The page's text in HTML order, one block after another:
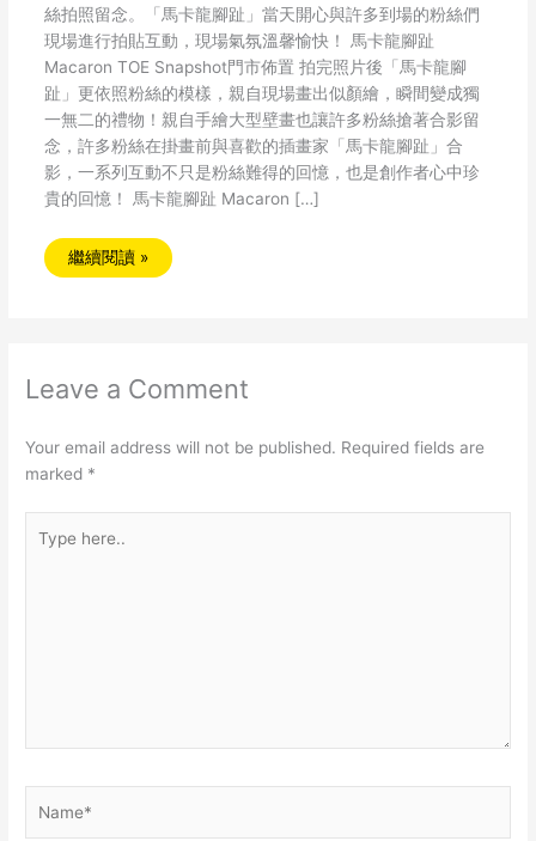
絲拍照留念。「馬卡龍腳趾」當天開心與許多到場的粉絲們
現場進行拍貼互動，現場氣氛溫馨愉快！ 馬卡龍腳趾
Macaron TOE Snapshot門市佈置 拍完照片後「馬卡龍腳
趾」更依照粉絲的模樣，親自現場畫出似顏繪，瞬間變成獨
一無二的禮物！親自手繪大型壁畫也讓許多粉絲搶著合影留
念，許多粉絲在掛畫前與喜歡的插畫家「馬卡龍腳趾」合
影，一系列互動不只是粉絲難得的回憶，也是創作者心中珍
貴的回憶！ 馬卡龍腳趾 Macaron […]
繼續閱讀 »
Leave a Comment
Your email address will not be published. Required fields are
marked *
here..